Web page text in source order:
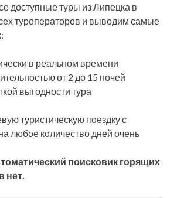
доступные туры из Липецка в
туроператоров и выводим самые
в реальном времени
от 2 до 15 ночей
выгодности тура
туристическую поездку с
любое количество дней очень
поисковик горящих
нет.